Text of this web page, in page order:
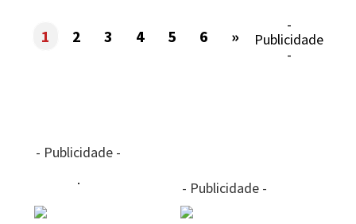
1 2 3 4 5 6 »
-
Publicidade
-
- Publicidade -
- Publicidade -